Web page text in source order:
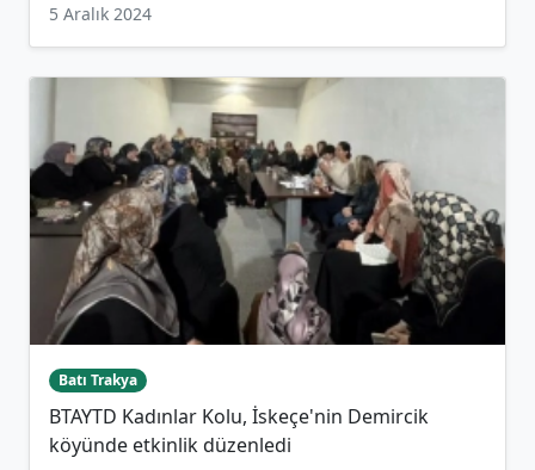
5 Aralık 2024
Batı Trakya
BTAYTD Kadınlar Kolu, İskeçe'nin Demircik
köyünde etkinlik düzenledi